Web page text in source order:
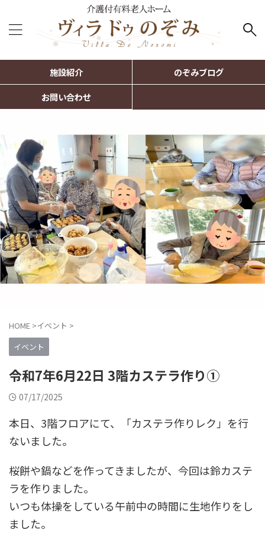
施設紹介
のぞみブログ
お問い合わせ
HOME >イベント >
イベント
令和7年6月22日 3階カステラ作り①
07/17/2025
本日、3階フロアにて、「カステラ作りレク」を行
ないました。
桜餅や鍋などを作ってきましたが、今回は鈴カステ
ラを作りました。
いつも体操をしている午前中の時間に生地作りをし
ました。